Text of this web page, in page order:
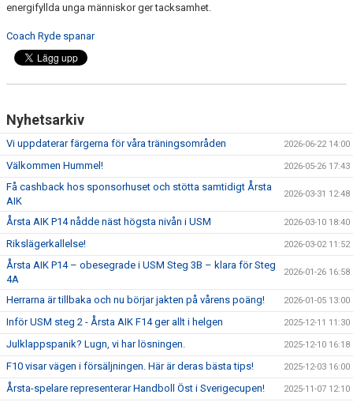
energifyllda unga människor ger tacksamhet.
Coach Ryde spanar
Nyhetsarkiv
Vi uppdaterar färgerna för våra träningsområden 2026-06-22 14:00
Välkommen Hummel! 2026-05-26 17:43
Få cashback hos sponsorhuset och stötta samtidigt Årsta
AIK
2026-03-31 12:48
Årsta AIK P14 nådde näst högsta nivån i USM 2026-03-10 18:40
Rikslägerkallelse! 2026-03-02 11:52
Årsta AIK P14 – obesegrade i USM Steg 3B – klara för Steg
4A
2026-01-26 16:58
Herrarna är tillbaka och nu börjar jakten på vårens poäng! 2026-01-05 13:00
Inför USM steg 2 - Årsta AIK F14 ger allt i helgen 2025-12-11 11:30
Julklappspanik? Lugn, vi har lösningen. 2025-12-10 16:18
F10 visar vägen i försäljningen. Här är deras bästa tips! 2025-12-03 16:00
Årsta-spelare representerar Handboll Öst i Sverigecupen! 2025-11-07 12:10